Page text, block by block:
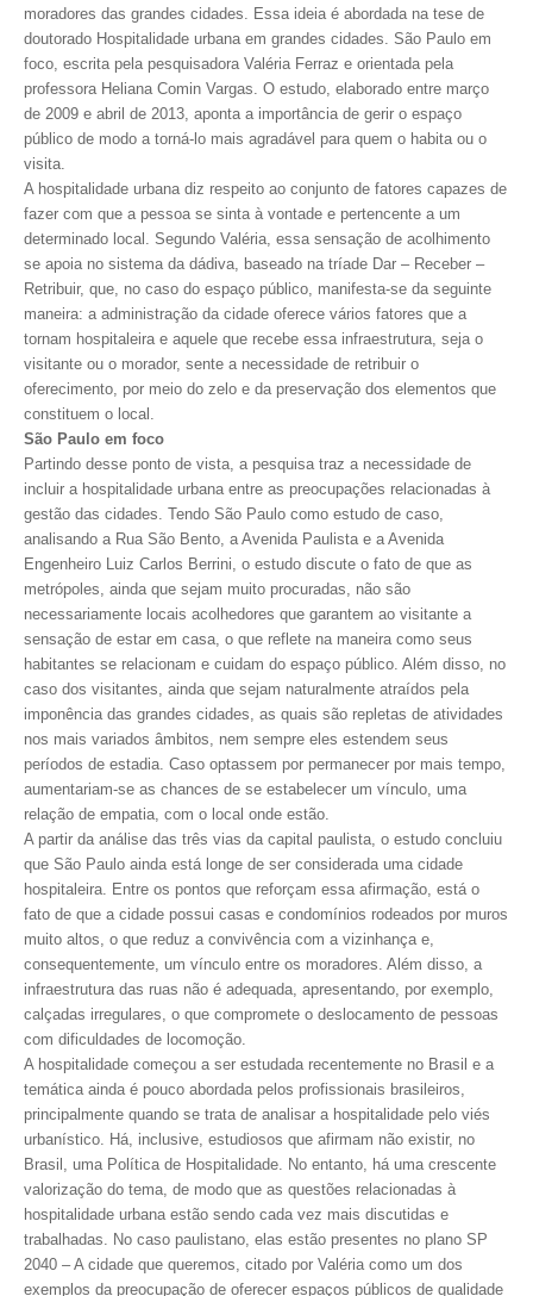
NÚCLEO DA MULHER ENGENHEIRA
TRANSPARÊNCIA
CONSULTORIA
ACORDOS, CONVENÇÕES E DISSÍDIOS
CONTRIBUIÇÕES
CONTRIBUIÇÃO ASSISTENCIAL
CONTRIBUIÇÃO ASSOCIATIVA OU ANUIDADE DE SÓCIO
CONTRIBUIÇÃO SINDICAL URBANA
REVISÃO DE APOSENTADORIA
FGTS EXPURGOS
FGTS CORREÇÃO
LEGISLAÇÃO
LEI 4.950-A/1966 – PISO SALARIAL
LEI 5.194/1966 – REGULAMENTAÇÃO DA PROFISSÃO
LEI 6.496/1977 – ART
RES 1.002/2002 – CÓDIGO DE ÉTICA
HOMOLOGAÇÕES
PISO SALARIAL
EMPREGO E ESTÁGIO
CARREIRA
AUTÔNOMOS E SERVIÇOS
NEWSLETTER
moradores das grandes cidades. Essa ideia é abordada na tese de
doutorado Hospitalidade urbana em grandes cidades. São Paulo em
foco, escrita pela pesquisadora Valéria Ferraz e orientada pela
professora Heliana Comin Vargas. O estudo, elaborado entre março
de 2009 e abril de 2013, aponta a importância de gerir o espaço
público de modo a torná-lo mais agradável para quem o habita ou o
visita.
A hospitalidade urbana diz respeito ao conjunto de fatores capazes de
fazer com que a pessoa se sinta à vontade e pertencente a um
determinado local. Segundo Valéria, essa sensação de acolhimento
se apoia no sistema da dádiva, baseado na tríade Dar – Receber –
Retribuir, que, no caso do espaço público, manifesta-se da seguinte
maneira: a administração da cidade oferece vários fatores que a
tornam hospitaleira e aquele que recebe essa infraestrutura, seja o
visitante ou o morador, sente a necessidade de retribuir o
oferecimento, por meio do zelo e da preservação dos elementos que
constituem o local.
São Paulo em foco
Partindo desse ponto de vista, a pesquisa traz a necessidade de
incluir a hospitalidade urbana entre as preocupações relacionadas à
gestão das cidades. Tendo São Paulo como estudo de caso,
analisando a Rua São Bento, a Avenida Paulista e a Avenida
Engenheiro Luiz Carlos Berrini, o estudo discute o fato de que as
metrópoles, ainda que sejam muito procuradas, não são
necessariamente locais acolhedores que garantem ao visitante a
sensação de estar em casa, o que reflete na maneira como seus
habitantes se relacionam e cuidam do espaço público. Além disso, no
caso dos visitantes, ainda que sejam naturalmente atraídos pela
imponência das grandes cidades, as quais são repletas de atividades
nos mais variados âmbitos, nem sempre eles estendem seus
períodos de estadia. Caso optassem por permanecer por mais tempo,
aumentariam-se as chances de se estabelecer um vínculo, uma
relação de empatia, com o local onde estão.
A partir da análise das três vias da capital paulista, o estudo concluiu
que São Paulo ainda está longe de ser considerada uma cidade
hospitaleira. Entre os pontos que reforçam essa afirmação, está o
fato de que a cidade possui casas e condomínios rodeados por muros
muito altos, o que reduz a convivência com a vizinhança e,
consequentemente, um vínculo entre os moradores. Além disso, a
infraestrutura das ruas não é adequada, apresentando, por exemplo,
calçadas irregulares, o que compromete o deslocamento de pessoas
com dificuldades de locomoção.
A hospitalidade começou a ser estudada recentemente no Brasil e a
temática ainda é pouco abordada pelos profissionais brasileiros,
principalmente quando se trata de analisar a hospitalidade pelo viés
urbanístico. Há, inclusive, estudiosos que afirmam não existir, no
Brasil, uma Política de Hospitalidade. No entanto, há uma crescente
valorização do tema, de modo que as questões relacionadas à
hospitalidade urbana estão sendo cada vez mais discutidas e
trabalhadas. No caso paulistano, elas estão presentes no plano SP
2040 – A cidade que queremos, citado por Valéria como um dos
exemplos da preocupação de oferecer espaços públicos de qualidade